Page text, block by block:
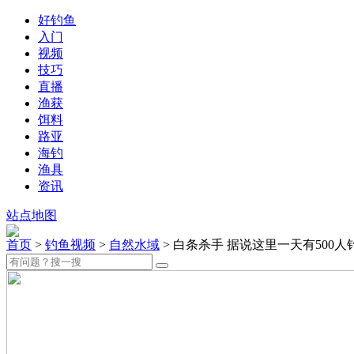
好钓鱼
入门
视频
技巧
直播
渔获
饵料
路亚
海钓
渔具
资讯
站点地图
首页 > 钓鱼视频 > 自然水域 > 白条杀手 据说这里一天有500人